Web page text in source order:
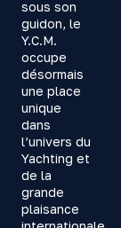
sous son
guidon, le
Y.C.M.
occupe
désormais
une place
unique
dans
l’univers du
Yachting et
de la
grande
plaisance